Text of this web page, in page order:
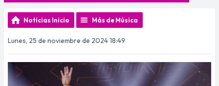
Noticias Inicio Más de Música
Lunes, 25 de noviembre de 2024 18:49